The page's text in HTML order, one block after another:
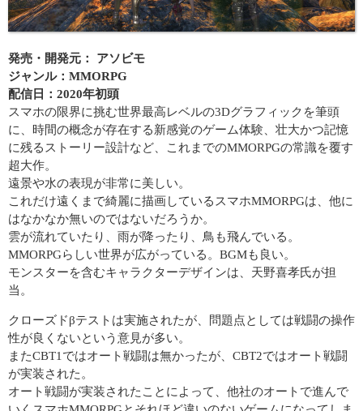
発売・開発元： アソビモ
ジャンル：MMORPG
配信日：2020年初頭
スマホの限界に挑む世界最高レベルの3Dグラフィックを筆頭
に、時間の概念が存在する新感覚のゲーム体験、壮大かつ記憶
に残るストーリー設計など、これまでのMMORPGの常識を覆す
超大作。
遠景や水の表現が非常に美しい。
これだけ遠くまで綺麗に描画しているスマホMMORPGは、他に
はなかなか無いのではないだろうか。
雲が流れていたり、雨が降ったり、鳥も飛んでいる。
MMORPGらしい世界が広がっている。BGMも良い。
モンスターを含むキャラクターデザインは、天野喜孝氏が担
当。
クローズドβテストは実施されたが、問題点としては戦闘の操作
性が良くないという意見が多い。
またCBT1ではオート戦闘は無かったが、CBT2ではオート戦闘
が実装された。
オート戦闘が実装されたことによって、他社のオートで進んで